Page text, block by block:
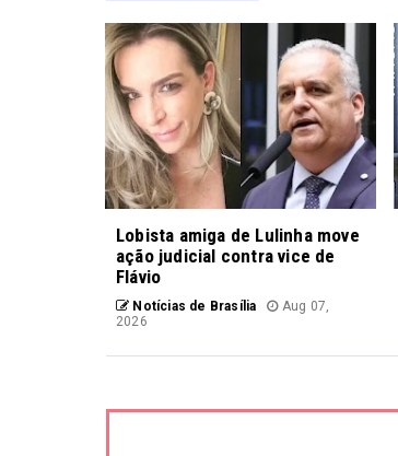
Lobista amiga de Lulinha move
ação judicial contra vice de
Flávio
Notícias de Brasília
Aug 07,
2026